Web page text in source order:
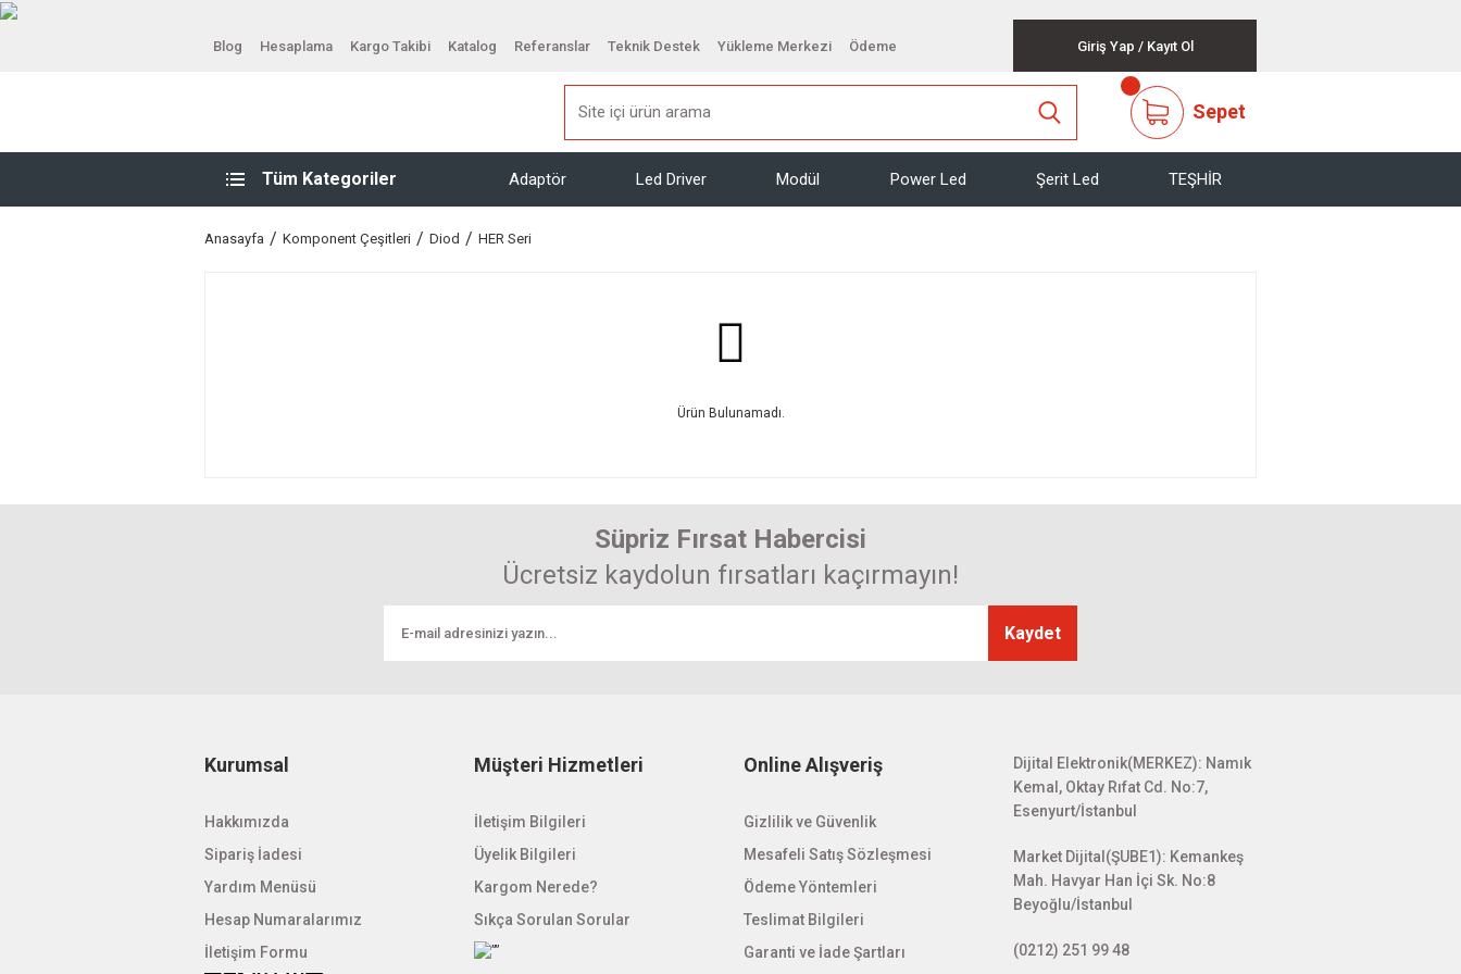
Blog Hesaplama Kargo Takibi Katalog Referanslar Teknik Destek Yükleme Merkezi Ödeme Giriş Yap / Kayıt Ol
Sepet
Tüm Kategoriler Adaptör Led Driver Modül Power Led Şerit Led TEŞHİR
Anasayfa Komponent Çeşitleri Diod HER Seri
Ürün Bulunamadı.
Süpriz Fırsat Habercisi
Ücretsiz kaydolun fırsatları kaçırmayın!
Kaydet
Kurumsal
Hakkımızda
Sipariş İadesi
Yardım Menüsü
Hesap Numaralarımız
İletişim Formu
Müşteri Hizmetleri
İletişim Bilgileri
Üyelik Bilgileri
Kargom Nerede?
Sıkça Sorulan Sorular
Online Alışveriş
Gizlilik ve Güvenlik
Mesafeli Satış Sözleşmesi
Ödeme Yöntemleri
Teslimat Bilgileri
Garanti ve İade Şartları
Dijital Elektronik(MERKEZ): Namık
Kemal, Oktay Rıfat Cd. No:7,
Esenyurt/İstanbul
Market Dijital(ŞUBE1): Kemankeş
Mah. Havyar Han İçi Sk. No:8
Beyoğlu/İstanbul
(0212) 251 99 48